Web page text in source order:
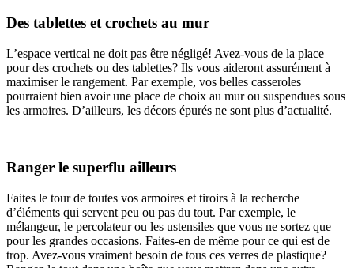
Des tablettes et crochets au mur
L’espace vertical ne doit pas être négligé! Avez-vous de la place
pour des crochets ou des tablettes? Ils vous aideront assurément à
maximiser le rangement. Par exemple, vos belles casseroles
pourraient bien avoir une place de choix au mur ou suspendues sous
les armoires. D’ailleurs, les décors épurés ne sont plus d’actualité.
Ranger le superflu ailleurs
Faites le tour de toutes vos armoires et tiroirs à la recherche
d’éléments qui servent peu ou pas du tout. Par exemple, le
mélangeur, le percolateur ou les ustensiles que vous ne sortez que
pour les grandes occasions. Faites-en de même pour ce qui est de
trop. Avez-vous vraiment besoin de tous ces verres de plastique?